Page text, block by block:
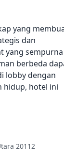
yang
dan
yang sempurna
berbeda
lobby dengan
hidup, hotel ini
20112